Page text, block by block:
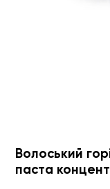
Волоський
паста